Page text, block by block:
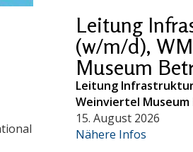
Leitung
(w/m/d),
Museum
Leitung
Weinviertel Museum
15. August 2026
Nähere Infos